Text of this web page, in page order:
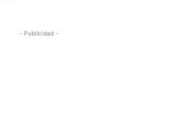
- Publicidad -